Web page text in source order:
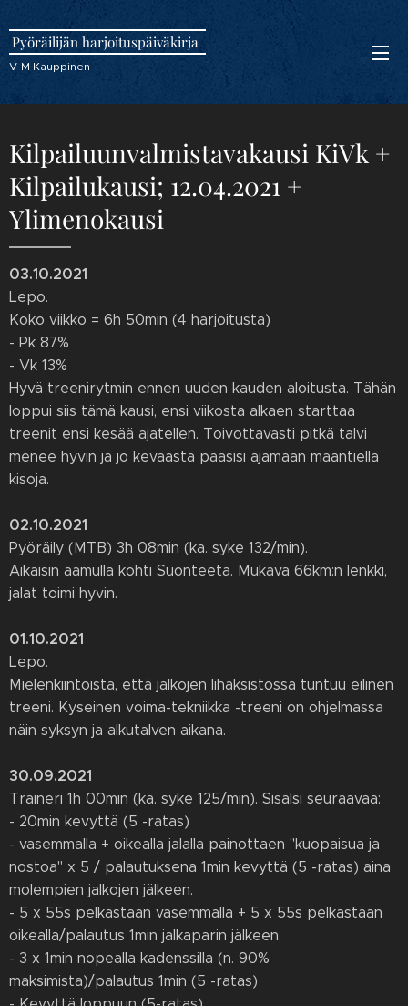
Pyöräilijän harjoituspäiväkirja
V-M Kauppinen
Kilpailuunvalmistavakausi KiVk +
Kilpailukausi; 12.04.2021 +
Ylimenokausi
03.10.2021
Lepo.
Koko viikko = 6h 50min (4 harjoitusta)
- Pk 87%
- Vk 13%
Hyvä treenirytmin ennen uuden kauden aloitusta. Tähän
loppui siis tämä kausi, ensi viikosta alkaen starttaa
treenit ensi kesää ajatellen. Toivottavasti pitkä talvi
menee hyvin ja jo keväästä pääsisi ajamaan maantiellä
kisoja.
02.10.2021
Pyöräily (MTB) 3h 08min (ka. syke 132/min).
Aikaisin aamulla kohti Suonteeta. Mukava 66km:n lenkki,
jalat toimi hyvin.
01.10.2021
Lepo.
Mielenkiintoista, että jalkojen lihaksistossa tuntuu eilinen
treeni. Kyseinen voima-tekniikka -treeni on ohjelmassa
näin syksyn ja alkutalven aikana.
30.09.2021
Traineri 1h 00min (ka. syke 125/min). Sisälsi seuraavaa:
- 20min kevyttä (5 -ratas)
- vasemmalla + oikealla jalalla painottaen "kuopaisua ja
nostoa" x 5 / palautuksena 1min kevyttä (5 -ratas) aina
molempien jalkojen jälkeen.
- 5 x 55s pelkästään vasemmalla + 5 x 55s pelkästään
oikealla/palautus 1min jalkaparin jälkeen.
- 3 x 1min nopealla kadenssilla (n. 90%
maksimista)/palautus 1min (5 -ratas)